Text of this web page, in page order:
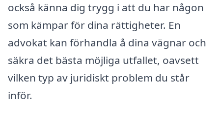
också känna dig trygg i att du har någon
som kämpar för dina rättigheter. En
advokat kan förhandla å dina vägnar och
säkra det bästa möjliga utfallet, oavsett
vilken typ av juridiskt problem du står
inför.